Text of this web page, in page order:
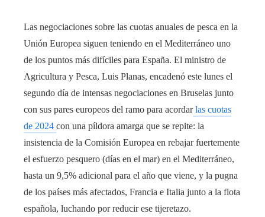
Las negociaciones sobre las cuotas anuales de pesca en la
Unión Europea siguen teniendo en el Mediterráneo uno
de los puntos más difíciles para España. El ministro de
Agricultura y Pesca, Luis Planas, encadenó este lunes el
segundo día de intensas negociaciones en Bruselas junto
con sus pares europeos del ramo para acordarlas cuotas
de 2024 con una píldora amarga que se repite: la
insistencia de la Comisión Europea en rebajar fuertemente
el esfuerzo pesquero (días en el mar) en el Mediterráneo,
hasta un 9,5% adicional para el año que viene, y la pugna
de los países más afectados, Francia e Italia junto a la flota
española, luchando por reducir ese tijeretazo.